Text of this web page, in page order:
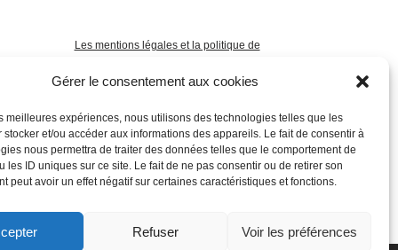
Gérer le consentement aux cookies
meilleures expériences, nous utilisons des technologies telles que les
stocker et/ou accéder aux informations des appareils. Le fait de consentir à
nous permettra de traiter des données telles que le comportement de
les ID uniques sur ce site. Le fait de ne pas consentir ou de retirer son
peut avoir un effet négatif sur certaines caractéristiques et fonctions.
Refuser Voir les préférences
Les mentions légales et la politique de